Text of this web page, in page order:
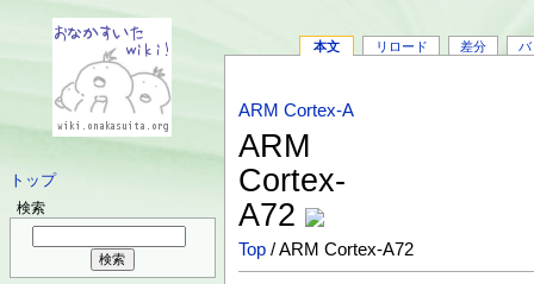
トップ
検索
本文 リロード 差分 バ
ARM Cortex-A
ARM
Cortex-
A72
Top / ARM Cortex-A72